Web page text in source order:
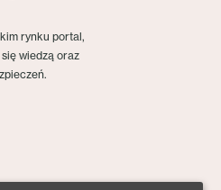
rynku portal,
wiedzą oraz